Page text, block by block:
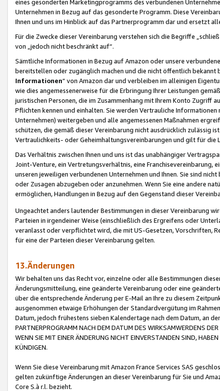
eines gesonderten Marketingprogramms des verbundenen
Unternehmen in Bezug auf das gesonderte Programm. Diese
Ihnen und uns im Hinblick auf das Partnerprogramm dar und ersetzt
Für die Zwecke dieser Vereinbarung verstehen sich die Begriffe
von „jedoch nicht beschränkt auf“.
Sämtliche Informationen in Bezug auf Amazon oder unsere
bereitstellen oder zugänglich machen und die nicht öffentlich
Informationen“ von Amazon dar und verbleiben im alleinigen
wie dies angemessenerweise für die Erbringung Ihrer Leistungen
juristischen Personen, die im Zusammenhang mit Ihrem Konto
Pflichten kennen und einhalten. Sie werden Vertrauliche
Unternehmen) weitergeben und alle angemessenen Maßnahmen
schützen, die gemäß dieser Vereinbarung nicht ausdrücklich zulässig
Vertraulichkeits- oder Geheimhaltungsvereinbarungen und gilt für die
Das Verhältnis zwischen Ihnen und uns ist das unabhängiger
Joint-Venture, ein Vertretungsverhältnis, eine Franchisevereinbarung,
unseren jeweiligen verbundenen Unternehmen und Ihnen. Sie sind
oder Zusagen abzugeben oder anzunehmen. Wenn Sie eine andere
ermöglichen, Handlungen in Bezug auf den Gegenstand dieser
Ungeachtet anders lautender Bestimmungen in dieser Vereinbarung
Parteien in irgendeiner Weise (einschließlich des Ergreifens oder
veranlasst oder verpflichtet wird, die mit US-Gesetzen, Vorschriften,
für eine der Parteien dieser Vereinbarung gelten.
13.Änderungen
Wir behalten uns das Recht vor, einzelne oder alle Bestimmungen
Änderungsmitteilung, eine geänderte Vereinbarung oder eine
über die entsprechende Änderung per E-Mail an Ihre zu diesem
ausgenommen etwaige Erhöhungen der Standardvergütung im
Datum, jedoch frühestens sieben Kalendertage nach dem Datum, an
PARTNERPROGRAMM NACH DEM DATUM DES WIRKSAMWERDENS
WENN SIE MIT EINER ÄNDERUNG NICHT EINVERSTANDEN SIND,
KÜNDIGEN.
Wenn Sie diese Vereinbarung mit Amazon France Services SAS
gelten zukünftige Änderungen an dieser Vereinbarung für Sie und
Core S.à r.l. bezieht.